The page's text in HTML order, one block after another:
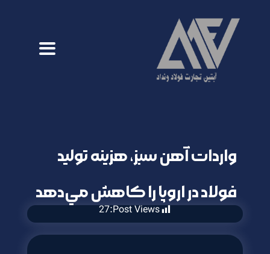
واردات آهن سبز، هزينه توليد
فولاد در اروپا را كاهش مي‌دهد
Post Views:
27